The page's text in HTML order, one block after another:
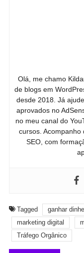
Olá, me chamo
de blogs em
desde 2018. Já
aprovados no
no meu canal do
cursos.
SEO, com
Tagged ganhar
marketing digital
Tráfego Orgânico